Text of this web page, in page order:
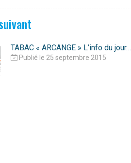
TABAC « ARCANGE » L’info du jour…
Publié le 25 septembre 2015